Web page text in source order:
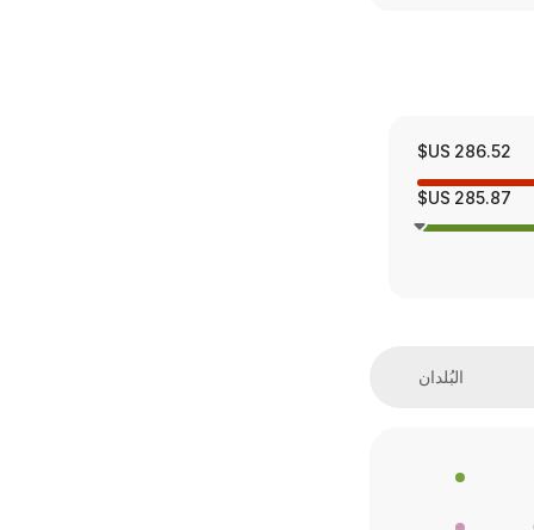
286.52 US$
285.87 US$
البُلدان